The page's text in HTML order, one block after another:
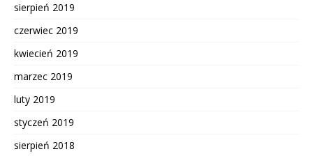
sierpień 2019
czerwiec 2019
kwiecień 2019
marzec 2019
luty 2019
styczeń 2019
sierpień 2018